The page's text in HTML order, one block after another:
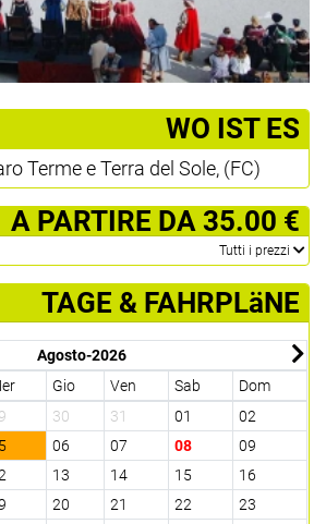
­WO IST ES
Terme e Terra del Sole, (FC)
­ A PARTIRE DA 35.00 €
­Tutti i prezzi
TAGE & FAHRPLäNE
Agosto-2026
Gio Ven Sab
Dom
30 31 01
02
06 07 08
09
13 14 15
16
20 21 22
23